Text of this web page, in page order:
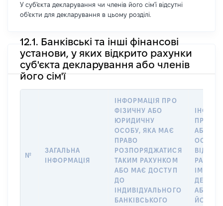
У суб'єкта декларування чи членів його сім'ї відсутні
об'єкти для декларування в цьому розділі.
12.1. Банківські та інші фінансові
установи, у яких відкрито рахунки
суб'єкта декларування або членів
його сім'ї
№
ЗАГАЛЬНА
ІНФОРМАЦІЯ
ІНФОРМАЦІЯ ПРО
ФІЗИЧНУ АБО
ЮРИДИЧНУ
ОСОБУ, ЯКА МАЄ
ПРАВО
РОЗПОРЯДЖАТИСЯ
ТАКИМ РАХУНКОМ
АБО МАЄ ДОСТУП
ДО
ІНДИВІДУАЛЬНОГО
БАНКІВСЬКОГО
ПРО
АБО
ОСОБУ,
ІМ’Я
АБО
ЙОГО